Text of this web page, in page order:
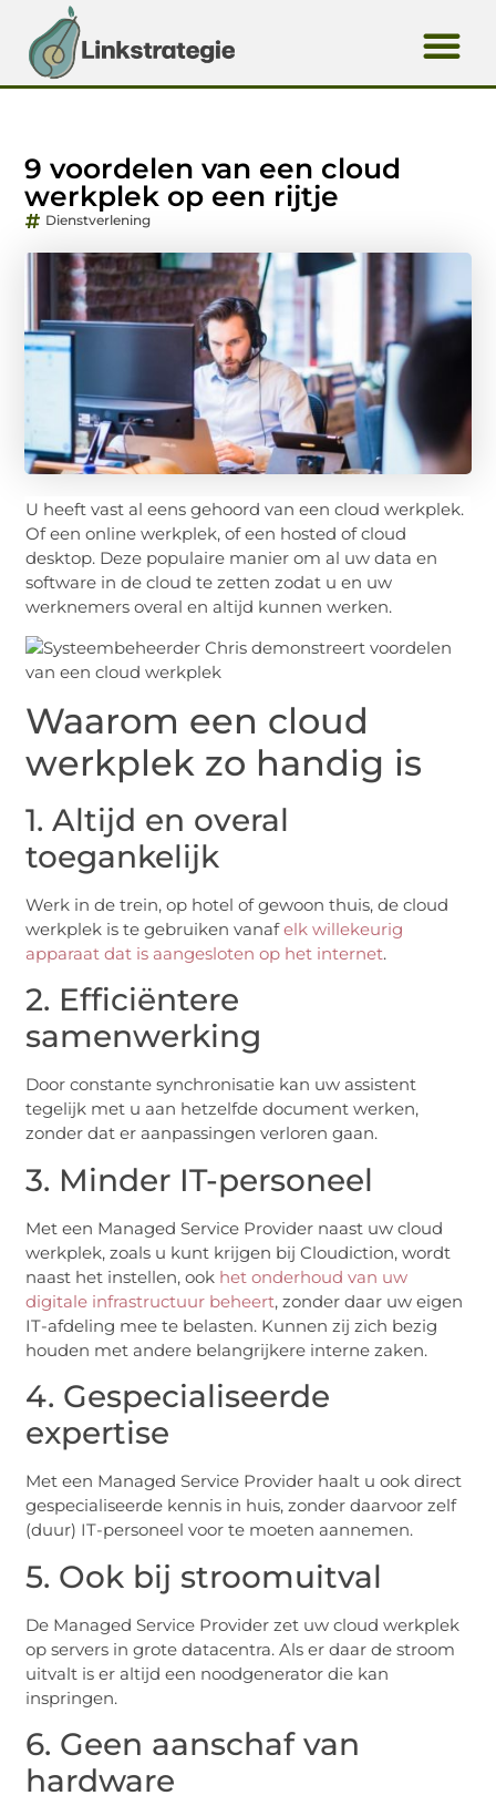
9 voordelen van een cloud
werkplek op een rijtje
Dienstverlening
U heeft vast al eens gehoord van een cloud werkplek.
Of een online werkplek, of een hosted of cloud
desktop. Deze populaire manier om al uw data en
software in de cloud te zetten zodat u en uw
werknemers overal en altijd kunnen werken.
Waarom een cloud
werkplek zo handig is
1. Altijd en overal
toegankelijk
Werk in de trein, op hotel of gewoon thuis, de cloud
werkplek is te gebruiken vanafelk willekeurig
apparaat dat is aangesloten op het internet.
2. Efficiëntere
samenwerking
Door constante synchronisatie kan uw assistent
tegelijk met u aan hetzelfde document werken,
zonder dat er aanpassingen verloren gaan.
3. Minder IT-personeel
Met een Managed Service Provider naast uw cloud
werkplek, zoals u kunt krijgen bij Cloudiction, wordt
naast het instellen, ook het onderhoud van uw
digitale infrastructuur beheert, zonder daar uw eigen
IT-afdeling mee te belasten. Kunnen zij zich bezig
houden met andere belangrijkere interne zaken.
4. Gespecialiseerde
expertise
Met een Managed Service Provider haalt u ook direct
gespecialiseerde kennis in huis, zonder daarvoor zelf
(duur) IT-personeel voor te moeten aannemen.
5. Ook bij stroomuitval
De Managed Service Provider zet uw cloud werkplek
op servers in grote datacentra. Als er daar de stroom
uitvalt is er altijd een noodgenerator die kan
inspringen.
6. Geen aanschaf van
hardware